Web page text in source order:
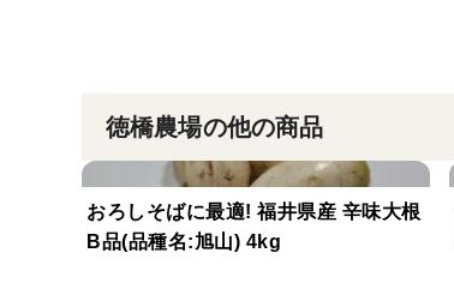
徳橋農場の他の商品
おろしそばに最適! 福井県産 辛味大根
B品(品種名:旭山) 4kg